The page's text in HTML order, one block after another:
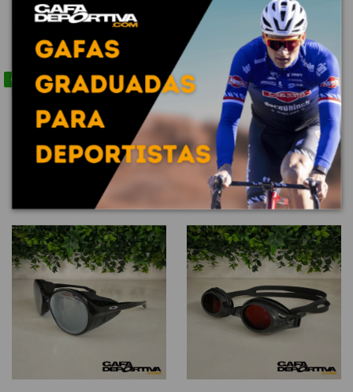
copy of Adaptador
graduado para máscara
de esquí (universal)
copy of Adaptador
graduado para máscara
de esquí (universal)
Contact us via WhatsApp